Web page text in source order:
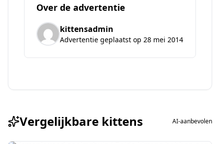
Over de advertentie
kittensadmin
Advertentie geplaatst op 28 mei 2014
Vergelijkbare kittens AI-aanbevolen